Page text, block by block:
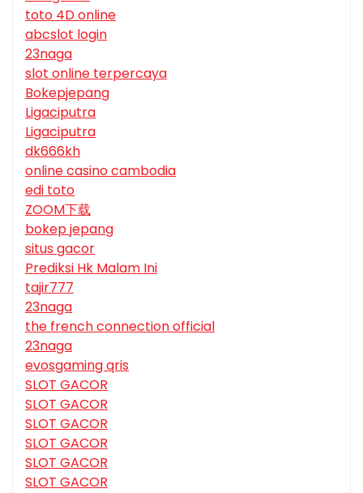
toto 4D online
abcslot login
23naga
slot online terpercaya
Bokepjepang
Ligaciputra
Ligaciputra
dk666kh
online casino cambodia
edi toto
ZOOM下载
bokep jepang
situs gacor
Prediksi Hk Malam Ini
tajir777
23naga
the french connection official
23naga
evosgaming qris
SLOT GACOR
SLOT GACOR
SLOT GACOR
SLOT GACOR
SLOT GACOR
SLOT GACOR